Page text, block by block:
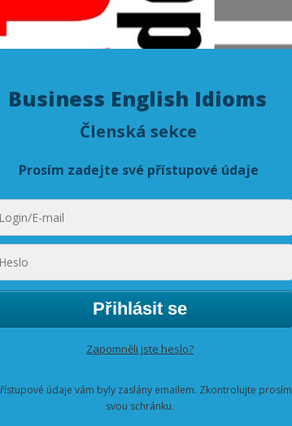
Business English Idioms
Členská sekce
Prosím zadejte své přístupové údaje
Přihlásit se
Zapomněli jste heslo?
údaje vám byly zaslány emailem. Zkontrolujte prosím
svou schránku.